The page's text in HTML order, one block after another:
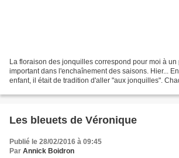
La floraison des jonquilles correspond pour moi à un
important dans l'enchaînement des saisons. Hier...
enfant, il était de tradition d'aller "aux jonquilles".
Les bleuets de Véronique
Publié le 28/02/2016 à 09:45
Par Annick Boidron